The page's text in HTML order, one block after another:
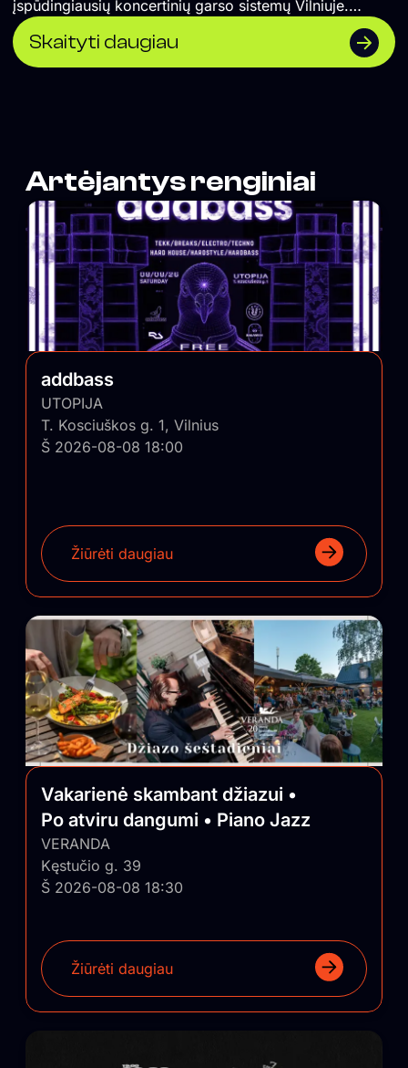
įspūdingiausių koncertinių garso sistemų Vilniuje.
</span>
Skaityti daugiau
Artėjantys renginiai
addbass
UTOPIJA
T. Kosciuškos g. 1, Vilnius
Š 2026-08-08 18:00
Žiūrėti daugiau
Vakarienė skambant džiazui •
Po atviru dangumi • Piano Jazz
VERANDA
Kęstučio g. 39
Š 2026-08-08 18:30
Žiūrėti daugiau